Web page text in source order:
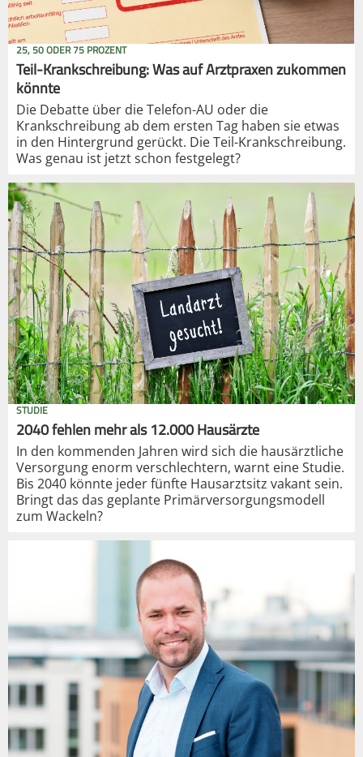
25, 50 ODER 75 PROZENT
Teil-Krankschreibung: Was auf Arztpraxen zukommen
könnte
Die Debatte über die Telefon-AU oder die
Krankschreibung ab dem ersten Tag haben sie etwas
in den Hintergrund gerückt. Die Teil-Krankschreibung.
Was genau ist jetzt schon festgelegt?
STUDIE
2040 fehlen mehr als 12.000 Hausärzte
In den kommenden Jahren wird sich die hausärztliche
Versorgung enorm verschlechtern, warnt eine Studie.
Bis 2040 könnte jeder fünfte Hausarztsitz vakant sein.
Bringt das das geplante Primärversorgungsmodell
zum Wackeln?